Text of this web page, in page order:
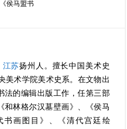
侯马盟书
江苏扬州人。擅长中国美术史
美术学院美术史系。在文物出
法的编辑出版工作，任第三部
和林格尔汉墓壁画》、《侯马
书画图目》、《清代宫廷绘